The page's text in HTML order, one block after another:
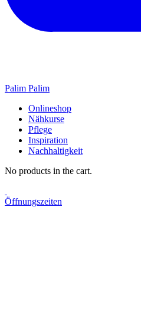
Palim Palim
Onlineshop
Nähkurse
Pflege
Inspiration
Nachhaltigkeit
No products in the cart.
Öffnungszeiten